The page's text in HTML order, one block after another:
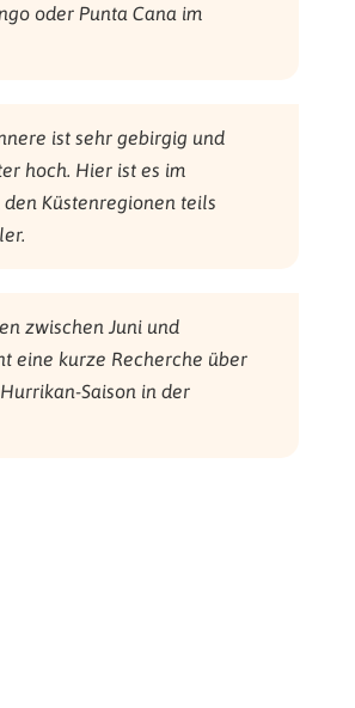
oder Punta Cana im
ist sehr gebirgig und
hoch. Hier ist es im
Küstenregionen teils
zwischen Juni und
eine kurze Recherche über
Saison in der